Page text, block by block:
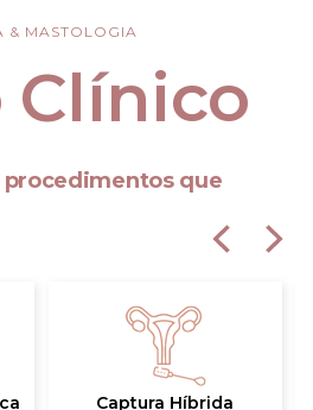
& MASTOLOGIA
Clínico
procedimentos que
Captura Híbrida